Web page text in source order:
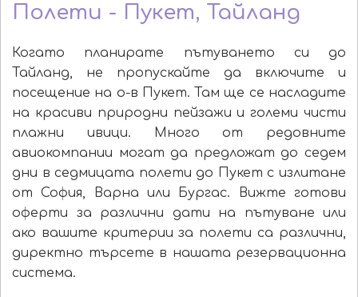
Полети - Пукет, Тайланд
Когато планирате пътуването си до
Тайланд, не пропускайте да включите и
посещение на о-в Пукет. Там ще се насладите
на красиви природни пейзажи и големи чисти
плажни ивици. Много от редовните
авиокомпании могат да предложат до седем
дни в седмицата полети до Пукет с излитане
от София, Варна или Бургас. Вижте готови
оферти за различни дати на пътуване или
ако вашите критерии за полети са различни,
директно търсете в нашата резервационна
система.